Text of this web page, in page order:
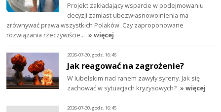
Projekt zakładający wsparcie w podejmowaniu
decyzji zamiast ubezwłasnowolnienia ma
zrównywać prawa wszystkich Polaków. Czy zaproponowane
rozwiązania rzeczywiście… » więcej
2026-07-30, godz. 16:46
Jak reagować na zagrożenie?
W lubelskim nad ranem zawyły syreny. Jak się
zachować w sytuacjach kryzysowych? » więcej
2026-07-30, godz. 16:45